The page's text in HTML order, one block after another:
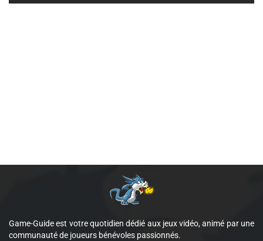
Game-Guide est votre quotidien dédié aux jeux vidéo, animé par une
communauté de joueurs bénévoles passionnés.